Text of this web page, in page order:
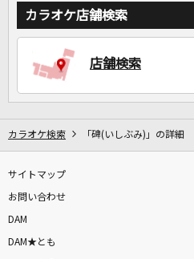
カラオケ店舗検索
店舗検索
カラオケ検索 「碑(いしぶみ)」の詳細
サイトマップ
お問い合わせ
DAM
DAM★とも